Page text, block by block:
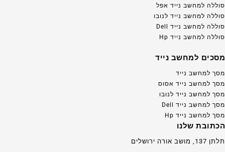
סוללה למחשב נייד אפל
סוללה למחשב נייד לנובו
סוללה למחשב נייד Dell
סוללה למחשב נייד Hp
מסכים למחשב נייד
מסך למחשב נייד
מסך למחשב נייד אסוס
מסך למחשב נייד לנובו
מסך למחשב נייד Dell
מסך למחשב נייד Hp
הכתובת שלנו
תלתן 137, מושב אורה ירושלים